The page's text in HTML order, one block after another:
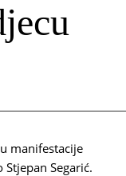
manifestacije
Segarić.